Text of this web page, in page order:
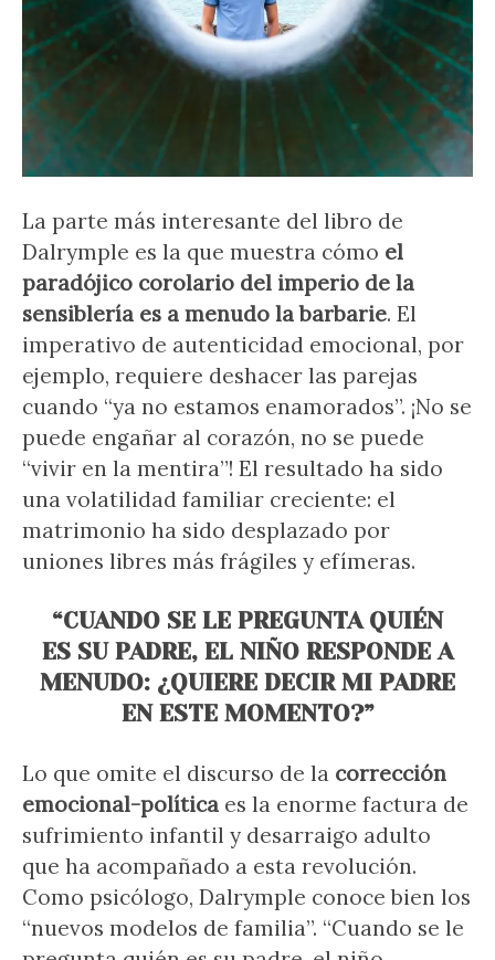
La parte más interesante del libro de
Dalrymple es la que muestra cómo el
paradójico corolario del imperio de la
sensiblería es a menudo la barbarie. El
imperativo de autenticidad emocional, por
ejemplo, requiere deshacer las parejas
cuando “ya no estamos enamorados”. ¡No se
puede engañar al corazón, no se puede
“vivir en la mentira”! El resultado ha sido
una volatilidad familiar creciente: el
matrimonio ha sido desplazado por
uniones libres más frágiles y efímeras.
“CUANDO SE LE PREGUNTA QUIÉN
ES SU PADRE, EL NIÑO RESPONDE A
MENUDO: ¿QUIERE DECIR MI PADRE
EN ESTE MOMENTO?”
Lo que omite el discurso de la corrección
emocional-política es la enorme factura de
sufrimiento infantil y desarraigo adulto
que ha acompañado a esta revolución.
Como psicólogo, Dalrymple conoce bien los
“nuevos modelos de familia”. “Cuando se le